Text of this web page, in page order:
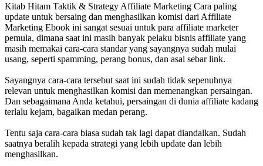
Kitab Hitam Taktik & Strategy Affiliate Marketing Cara paling
update untuk bersaing dan menghasilkan komisi dari Affiliate
Marketing Ebook ini sangat sesuai untuk para affiliate marketer
pemula, dimana saat ini masih banyak pelaku bisnis affiliate yang
masih memakai cara-cara standar yang sayangnya sudah mulai
usang, seperti spamming, perang bonus, dan asal sebar link.
Sayangnya cara-cara tersebut saat ini sudah tidak sepenuhnya
relevan untuk menghasilkan komisi dan memenangkan persaingan.
Dan sebagaimana Anda ketahui, persaingan di dunia affiliate kadang
terlalu kejam, bagaikan medan perang.
Tentu saja cara-cara biasa sudah tak lagi dapat diandalkan. Sudah
saatnya beralih kepada strategi yang lebih update dan lebih
menghasilkan.